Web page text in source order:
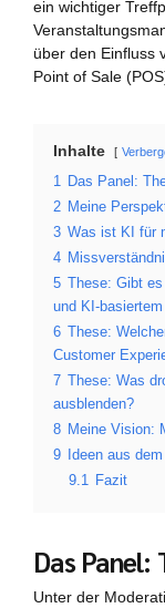
ein wichtiger
über den Einfluss
Point of Sale
Inhalte
1 Das Panel:
2 Meine
3 Was ist KI für
4
5
These: Gibt
und KI-
6
These:
Customer
7
These: Was
ausblenden?
8 Meine Vision:
9
Ideen aus
9.1 Fazit
Das
Unter der